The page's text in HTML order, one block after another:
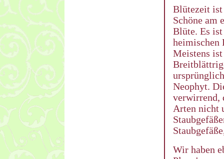
Blütezeit ist
Schöne am
Blüte. Es
heimischen
Meistens ist
Neophyt.
verwirrend,
Arten nicht
Wir haben